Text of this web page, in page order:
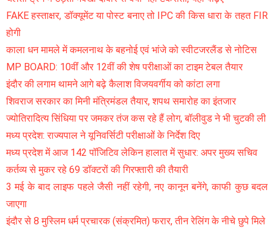
FAKE हस्ताक्षर, डॉक्यूमेंट या पोस्ट बनाए तो IPC की किस धारा के तहत FIR
होगी
काला धन मामले में कमलनाथ के बहनोई एवं भांजे को स्वीटजरलैंड से नोटिस
MP BOARD: 10वींं और 12वीं की शेष परीक्षाओं का टाइम टेबल तैयार
इंदौर की लगाम थामने आगे बढ़े कैलाश विजयवर्गीय को कांटा लगा
शिवराज सरकार का मिनी मंत्रिमंडल तैयार, शपथ समारोह का इंतजार
ज्योतिरादित्य सिंधिया पर जमकर तंज कस रहे हैं लोग, बॉलीवुड ने भी चुटकी ली
मध्य प्रदेश: राज्यपाल ने यूनिवर्सिटी परीक्षाओं के निर्देश दिए
मध्य प्रदेश में आज 142 पॉजिटिव लेकिन हालात में सुधार: अपर मुख्य सचिव
कर्तव्य से मुकर रहे 69 डॉक्टरों की गिरफ्तारी की तैयारी
3 मई के बाद लाइफ पहले जैसी नहीं रहेगी, नए कानून बनेंगे, काफी कुछ बदल
जाएगा
इंदौर से 8 मुस्लिम धर्म प्रचारक (संक्रमित) फरार, तीन रेलिंग के नीचे छुपे मिले